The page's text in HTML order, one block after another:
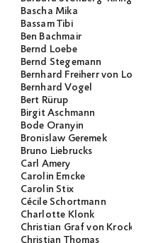
Bascha Mika
Bassam Tibi
Ben Bachmair
Bernd Loebe
Bernd Stegemann
Bernhard Freiherr von
Bernhard Vogel
Bert Rürup
Birgit Aschmann
Bode Oranyin
Bronislaw Geremek
Bruno Liebrucks
Carl Amery
Carolin Emcke
Carolin Stix
Cécile Schortmann
Charlotte Klonk
Christian Graf von
Christian Thomas